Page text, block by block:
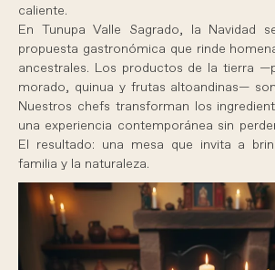
caliente.
En Tunupa Valle Sagrado, la Navidad
propuesta gastronómica que rinde
ancestrales. Los productos de la tierra
morado, quinua y frutas altoandinas—
Nuestros chefs transforman los
una experiencia contemporánea sin
El resultado: una mesa que invita a
familia y la naturaleza.